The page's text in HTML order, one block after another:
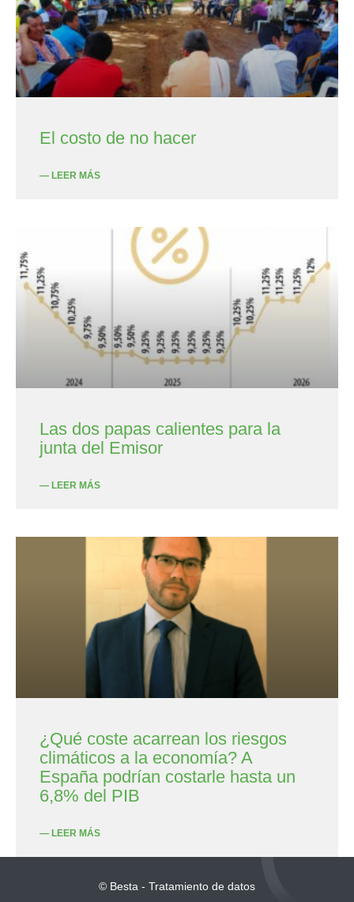
El costo de no hacer
— LEER MÁS
Las dos papas calientes para la
junta del Emisor
— LEER MÁS
¿Qué coste acarrean los riesgos
climáticos a la economía? A
España podrían costarle hasta un
6,8% del PIB
— LEER MÁS
© Besta - Tratamiento de datos